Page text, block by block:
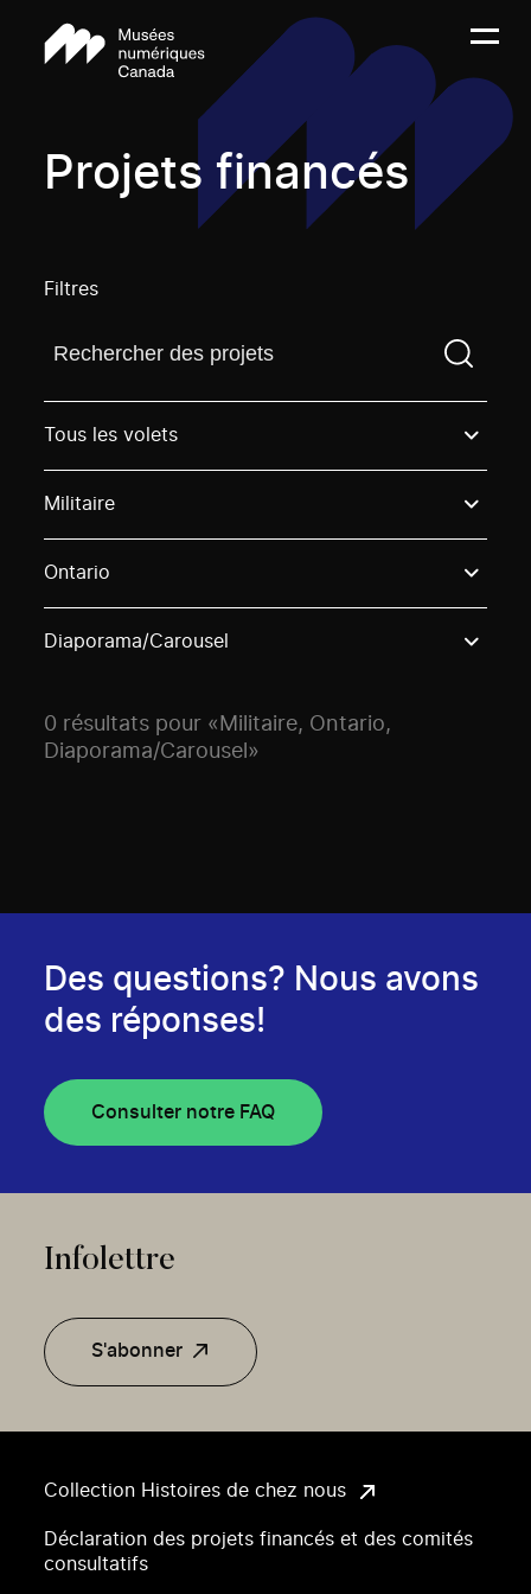
Projets financés
Filtres
Trouvez un projetVous devez saisir un terme de
Tous les volets
Militaire
Ontario
Diaporama/Carousel
0 résultats pour «Militaire, Ontario,
Diaporama/Carousel»
Collection Histoires de chez nous
Déclaration des projets financés et des comités
consultatifs
Des questions? Nous avons
des réponses!
Consulter notre FAQ
Infolettre
S'abonner